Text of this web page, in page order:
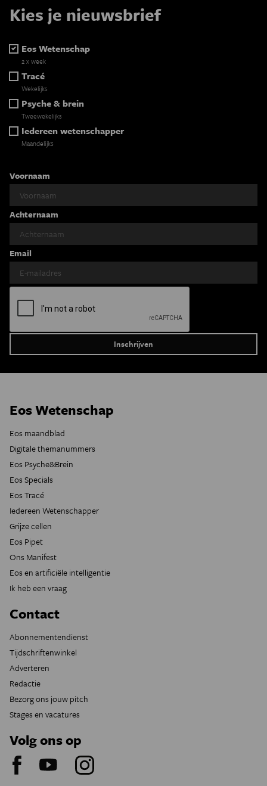
Kies je nieuwsbrief
Eos Wetenschap
2 x week
Tracé
Wekelijks
Psyche & brein
Tweewekelijks
Iedereen wetenschapper
Maandelijks
Voornaam
Achternaam
Email
Eos Wetenschap
Eos maandblad
Digitale themanummers
Eos Psyche&Brein
Eos Specials
Eos Tracé
Iedereen Wetenschapper
Grijze cellen
Eos Pipet
Ons Manifest
Eos en artificiële intelligentie
Ik heb een vraag
Contact
Abonnementendienst
Tijdschriftenwinkel
Adverteren
Redactie
Bezorg ons jouw pitch
Stages en vacatures
Volg ons op